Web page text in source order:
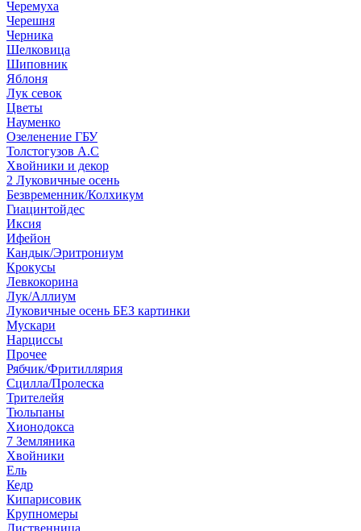
Черемуха
Черешня
Черника
Шелковица
Шиповник
Яблоня
Лук севок
Цветы
Науменко
Озеленение ГБУ
Толстогузов А.С
Хвойники и декор
2 Луковичные осень
Безвременник/Колхикум
Гиацинтойдес
Иксия
Ифейон
Кандык/Эритрониум
Крокусы
Левкокорина
Лук/Аллиум
Луковичные осень БЕЗ картинки
Мускари
Нарциссы
Прочее
Рябчик/Фритиллярия
Сцилла/Пролеска
Трителейя
Тюльпаны
Хионодокса
7 Земляника
Хвойники
Ель
Кедр
Кипарисовик
Крупномеры
Лиственница